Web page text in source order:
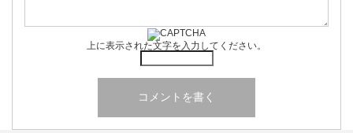
上に表示された文字を入力してください。